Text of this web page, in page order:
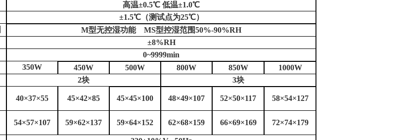
高温±0.5℃ 低温±1.0℃
±1.5℃（测试点为25℃）
M型无控湿功能 MS型控湿范围50%-90%RH
±8%RH
0~9999min
350W 450W 500W 800W 850W
1000W
2块
3块
40×37×55 45×42×85 45×45×100 48×49×107 52×50×117 58×54×127
54×57×107 59×62×137 59×64×152 62×68×159 66×69×169 72×74×179